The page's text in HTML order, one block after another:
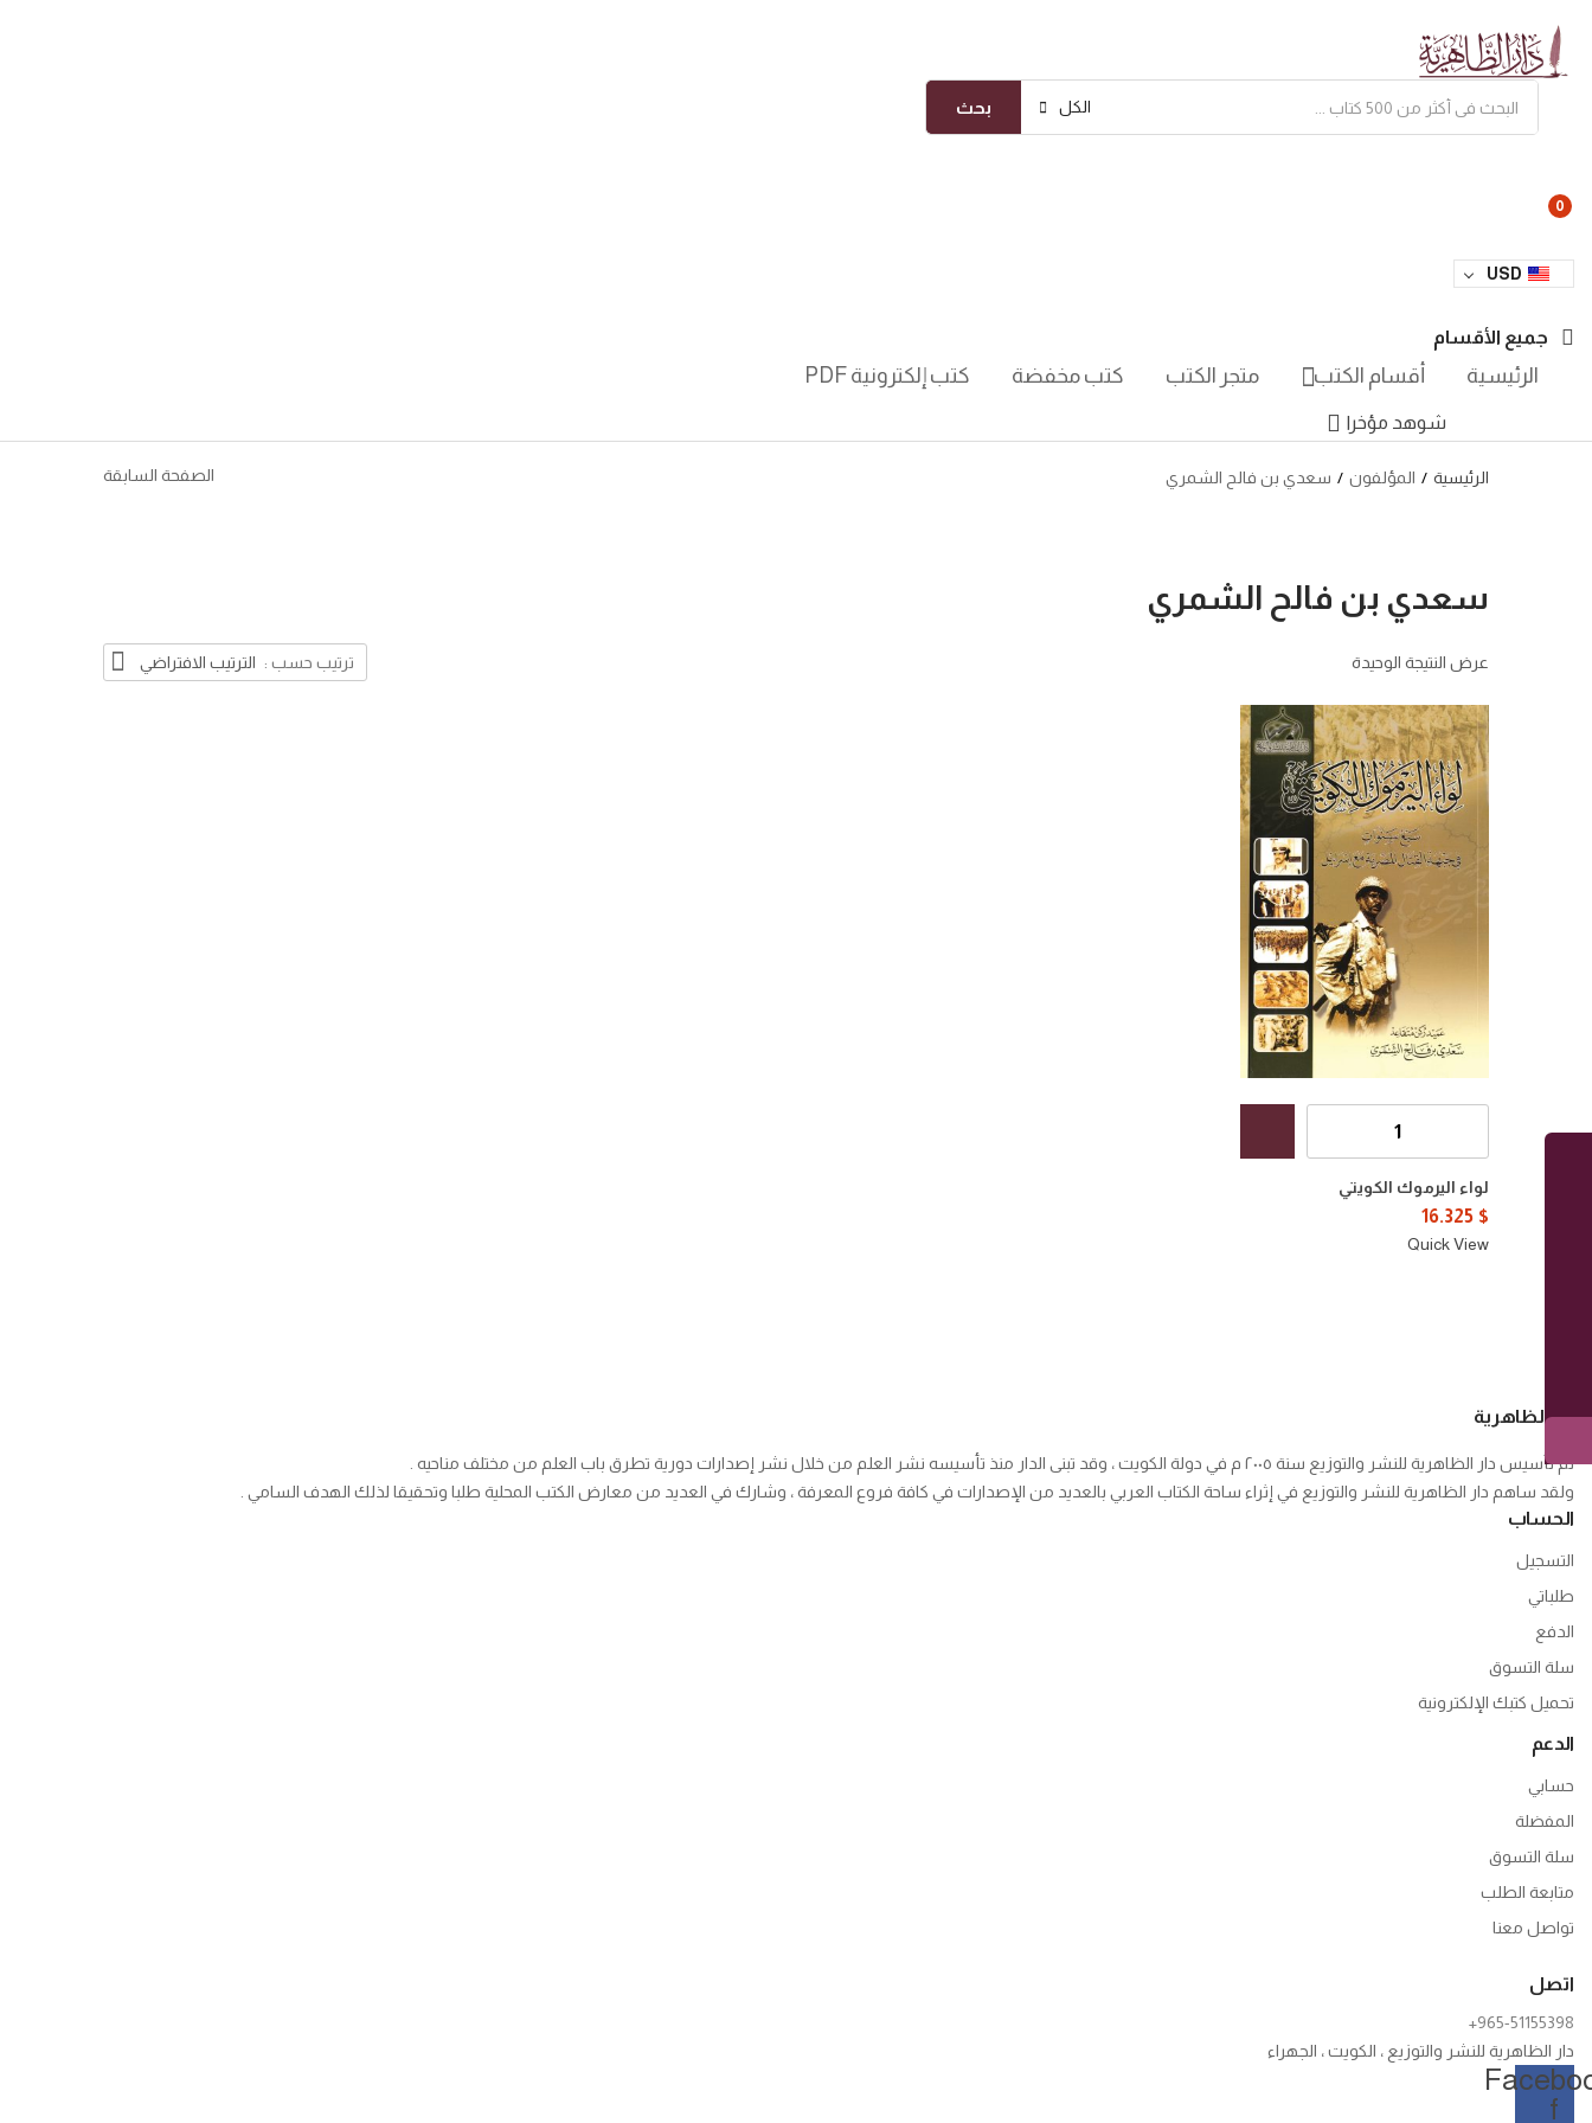
الكل بحث
0
USD
جميع الأقسام
الرئيسية أقسام الكتب متجر الكتب كتب مخفضة كتب إلكترونية PDF
شوهد مؤخرا
الرئيسية المؤلفون سعدي بن فالح الشمري الصفحة السابقة
سعدي بن فالح الشمري
عرض النتيجة الوحيدة ترتيب حسب : الترتيب الافتراضي
الكويتي
لواء اليرموك الكويتي
16.325 $
Quick View
دار الظاهرية
تم تأسيس دار الظاهرية للنشر والتوزيع سنة ٢٠٠٥ م في دولة الكويت ، وقد تبنى الدار منذ تأسيسه نشر العلم من خلال نشر إصدارات دورية تطرق باب العلم من مختلف مناحيه .
ولقد ساهم دار الظاهرية للنشر والتوزيع في إثراء ساحة الكتاب العربي بالعديد من الإصدارات في كافة فروع المعرفة ، وشارك في العديد من معارض الكتب المحلية طلبا وتحقيقا لذلك الهدف السامي .
الحساب
التسجيل
طلباتي
الدفع
سلة التسوق
تحميل كتبك الإلكترونية
الدعم
حسابي
المفضلة
سلة التسوق
متابعة الطلب
تواصل معنا
اتصل
+965-51155398
دار الظاهرية للنشر والتوزيع ، الكويت ، الجهراء
f